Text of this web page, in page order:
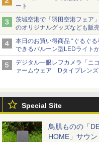
ート
茨城空港で「羽田空港フェア
のオリジナルグッズなども販
本日のお買い得商品 “ぐるぐ
できるバルーン型LEDライト
デジタル一眼レフカメラ「ニ
ァームウェア Dタイプレンズ
Special Site
鳥肌ものの「
HOME」サウ